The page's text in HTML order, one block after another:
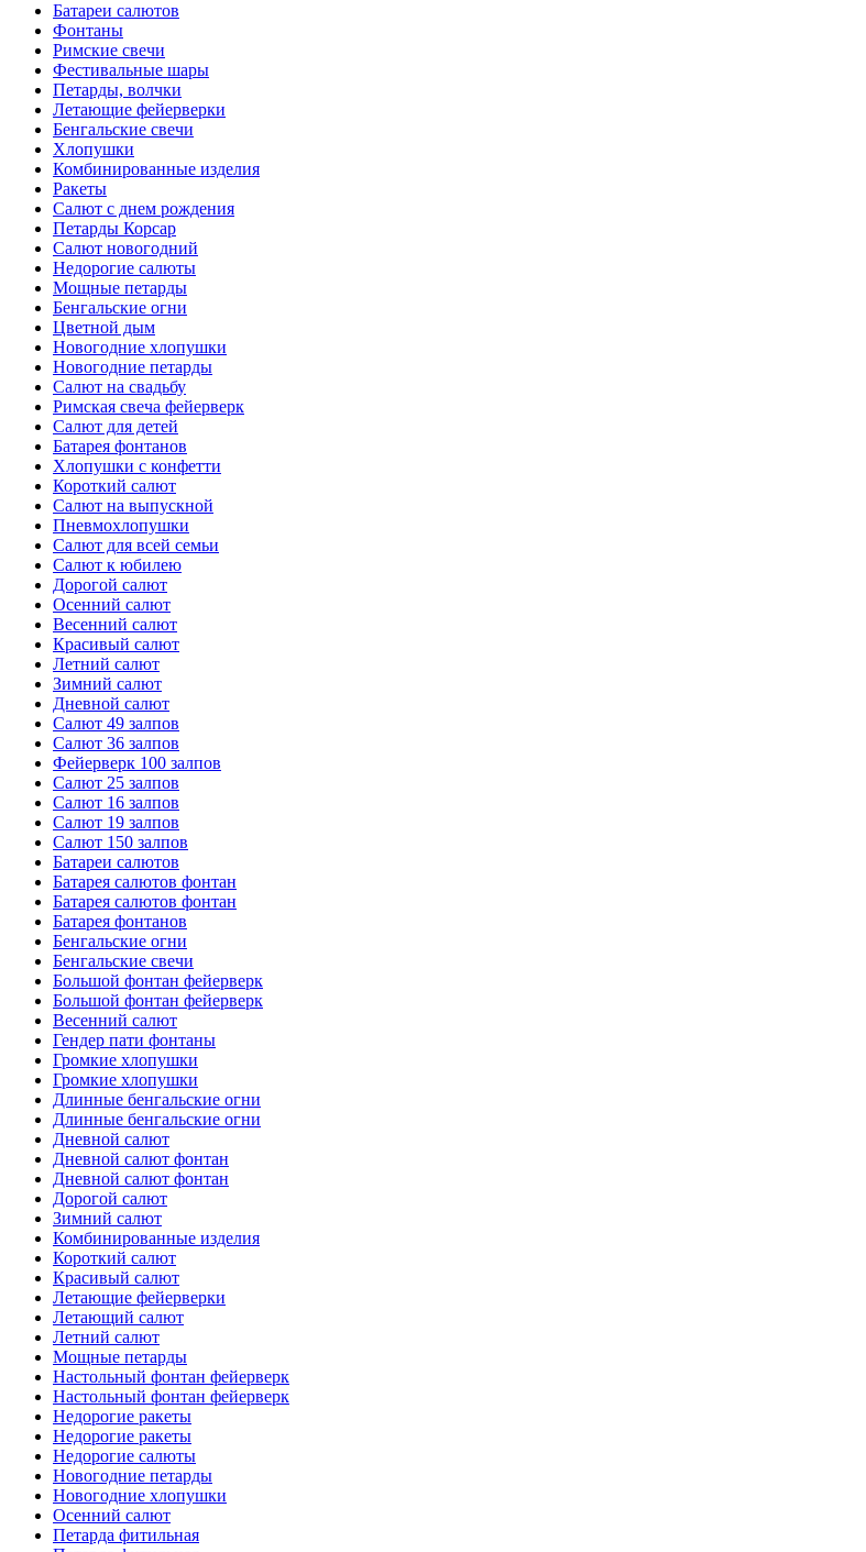
Батареи салютов
Фонтаны
Римские свечи
Фестивальные шары
Петарды, волчки
Летающие фейерверки
Бенгальские свечи
Хлопушки
Комбинированные изделия
Ракеты
Салют с днем рождения
Петарды Корсар
Салют новогодний
Недорогие салюты
Мощные петарды
Бенгальские огни
Цветной дым
Новогодние хлопушки
Новогодние петарды
Салют на свадьбу
Римская свеча фейерверк
Салют для детей
Батарея фонтанов
Хлопушки с конфетти
Короткий салют
Салют на выпускной
Пневмохлопушки
Салют для всей семьи
Салют к юбилею
Дорогой салют
Осенний салют
Весенний салют
Красивый салют
Летний салют
Зимний салют
Дневной салют
Салют 49 залпов
Салют 36 залпов
Фейерверк 100 залпов
Салют 25 залпов
Салют 16 залпов
Салют 19 залпов
Салют 150 залпов
Батареи салютов
Батарея салютов фонтан
Батарея салютов фонтан
Батарея фонтанов
Бенгальские огни
Бенгальские свечи
Большой фонтан фейерверк
Большой фонтан фейерверк
Весенний салют
Гендер пати фонтаны
Громкие хлопушки
Громкие хлопушки
Длинные бенгальские огни
Длинные бенгальские огни
Дневной салют
Дневной салют фонтан
Дневной салют фонтан
Дорогой салют
Зимний салют
Комбинированные изделия
Короткий салют
Красивый салют
Летающие фейерверки
Летающий салют
Летний салют
Мощные петарды
Настольный фонтан фейерверк
Настольный фонтан фейерверк
Недорогие ракеты
Недорогие ракеты
Недорогие салюты
Новогодние петарды
Новогодние хлопушки
Осенний салют
Петарда фитильная